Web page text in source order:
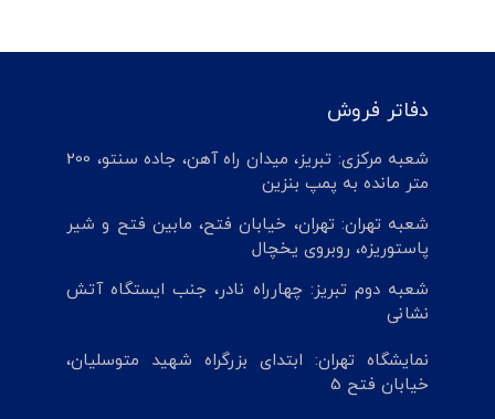
دفاتر فروش
شعبه مرکزی: تبریز، میدان راه آهن، جاده سنتو، 200
متر مانده به پمپ بنزین
شعبه تهران: تهران، خیابان فتح، مابین فتح و شیر
پاستوریزه، روبروی یخچال
شعبه دوم تبریز: چهارراه نادر، جنب ایستگاه آتش
نشانی
نمایشگاه تهران: ابتدای بزرگراه شهید متوسلیان،
خیابان فتح 5